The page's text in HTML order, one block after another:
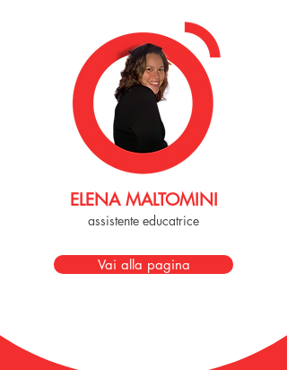
ELENA MALTOMINI
assistente educatrice
Vai alla pagina